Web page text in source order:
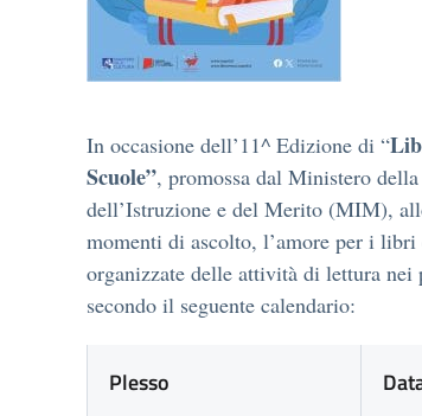
In occasione dell’11^ Edizione di “
Scuole”, promossa dal Ministero
dell’Istruzione e del Merito (MIM),
momenti di ascolto, l’amore per i
organizzate delle attività di lettura nei
secondo il seguente calendario:
Plesso